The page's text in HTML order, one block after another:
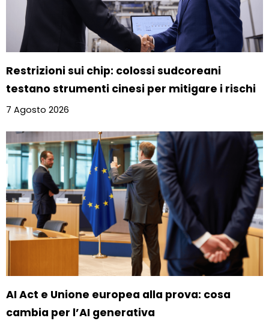
Restrizioni sui chip: colossi sudcoreani
testano strumenti cinesi per mitigare i rischi
7 Agosto 2026
AI Act e Unione europea alla prova: cosa
cambia per l’AI generativa